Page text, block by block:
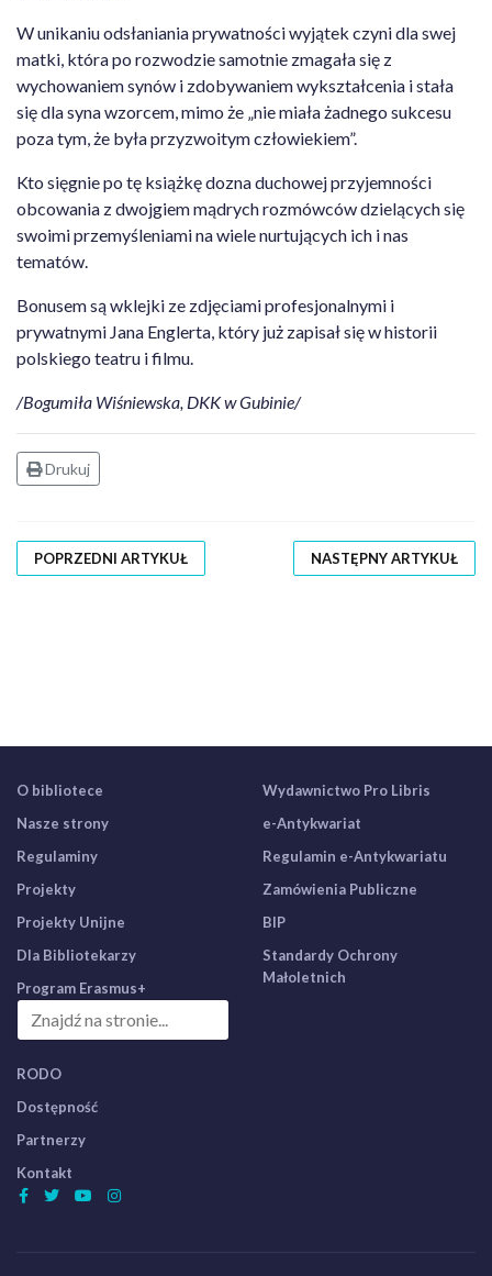
W unikaniu odsłaniania prywatności wyjątek czyni dla swej
matki, która po rozwodzie samotnie zmagała się z
wychowaniem synów i zdobywaniem wykształcenia i stała
się dla syna wzorcem, mimo że „nie miała żadnego sukcesu
poza tym, że była przyzwoitym człowiekiem”.
Kto sięgnie po tę książkę dozna duchowej przyjemności
obcowania z dwojgiem mądrych rozmówców dzielących się
swoimi przemyśleniami na wiele nurtujących ich i nas
tematów.
Bonusem są wklejki ze zdjęciami profesjonalnymi i
prywatnymi Jana Englerta, który już zapisał się w historii
polskiego teatru i filmu.
/Bogumiła Wiśniewska, DKK w Gubinie/
Drukuj
POPRZEDNI ARTYKUŁ NASTĘPNY ARTYKUŁ
O bibliotece
Nasze strony
Regulaminy
Projekty
Projekty Unijne
Dla Bibliotekarzy
Program Erasmus+
Wydawnictwo Pro Libris
e-Antykwariat
Regulamin e-Antykwariatu
Zamówienia Publiczne
BIP
Standardy Ochrony
Małoletnich
RODO
Dostępność
Partnerzy
Kontakt